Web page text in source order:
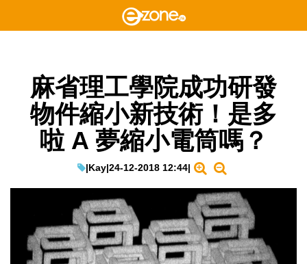
麻省理工學院成功研發
物件縮小新技術！是多
啦 A 夢縮小電筒嗎？
|Kay|24-12-2018 12:44|